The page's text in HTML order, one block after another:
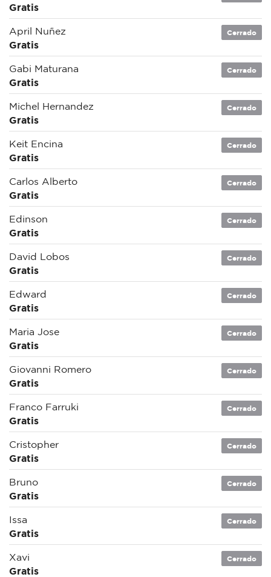
Gratis
April Nuñez
Gratis
Cerrado
Gabi Maturana
Gratis
Cerrado
Michel Hernandez
Gratis
Cerrado
Keit Encina
Gratis
Cerrado
Carlos Alberto
Gratis
Cerrado
Edinson
Gratis
Cerrado
David Lobos
Gratis
Cerrado
Edward
Gratis
Cerrado
Maria Jose
Gratis
Cerrado
Giovanni Romero
Gratis
Cerrado
Franco Farruki
Gratis
Cerrado
Cristopher
Gratis
Cerrado
Bruno
Gratis
Cerrado
Issa
Gratis
Cerrado
Xavi
Gratis
Cerrado